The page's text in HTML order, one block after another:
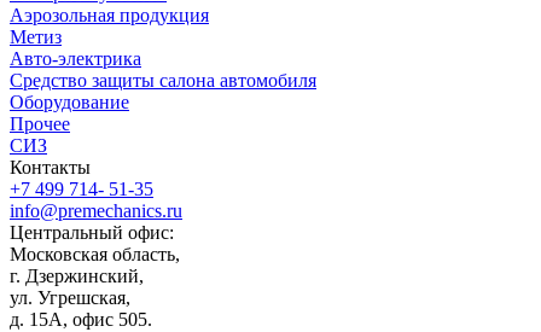
Аэрозольная продукция
Метиз
Авто-электрика
Средство защиты салона автомобиля
Оборудование
Прочее
СИЗ
Контакты
+7 499 714- 51-35
info@premechanics.ru
Центральный офис:
Московская область,
г. Дзержинский,
ул. Угрешская,
д. 15А, офис 505.